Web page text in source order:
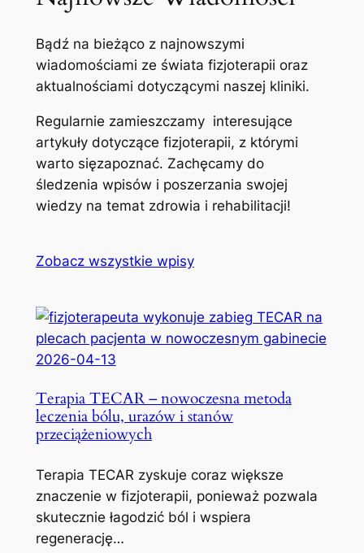
Bądź na bieżąco z najnowszymi
wiadomościami ze świata fizjoterapii oraz
aktualnościami dotyczącymi naszej kliniki.
Regularnie zamieszczamy interesujące
artykuły dotyczące fizjoterapii, z którymi
warto sięzapoznać. Zachęcamy do
śledzenia wpisów i poszerzania swojej
wiedzy na temat zdrowia i rehabilitacji!
Zobacz wszystkie wpisy
2026-04-13
Terapia TECAR – nowoczesna metoda
leczenia bólu, urazów i stanów
przeciążeniowych
Terapia TECAR zyskuje coraz większe
znaczenie w fizjoterapii, ponieważ pozwala
skutecznie łagodzić ból i wspiera
regenerację…